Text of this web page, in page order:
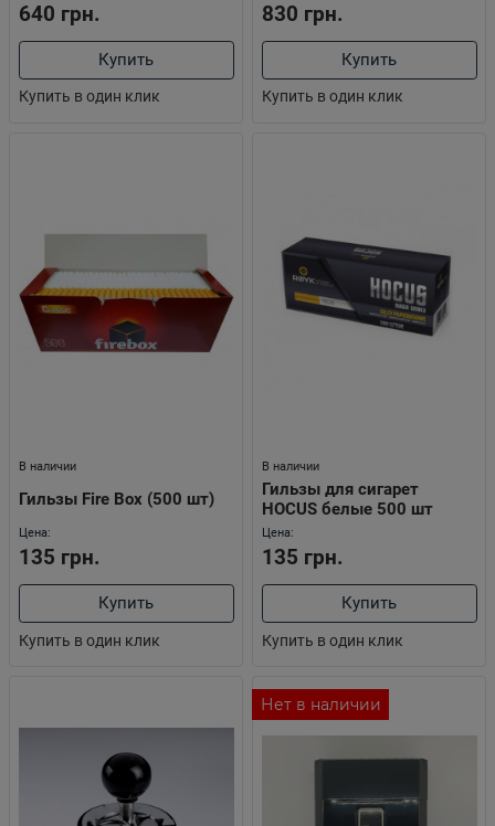
640 грн.
Купить
Купить в один клик
830 грн.
Купить
Купить в один клик
В наличии
Гильзы Fire Box (500 шт)
Цена:
135 грн.
Купить
Купить в один клик
В наличии
Гильзы для сигарет
HOCUS белые 500 шт
Цена:
135 грн.
Купить
Купить в один клик
Нет в наличии